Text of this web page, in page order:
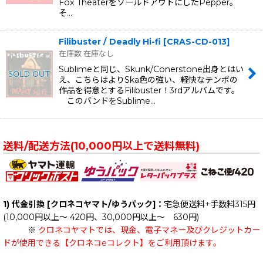
Fox TheaterをソールドアウトにしたPepper。
そ…
Filibuster / Deadly Hi-fi [CRAS-CD-013]
在庫数 在庫なし
Sublimeと同じ、Skunk/Conerstone出身とはい
え、こちらはよりSka色の強い、軽快なテンポの
作品を得意とするFilibuster！3rdアルバムです。
このバンドをSublime…
送料/配送方法(10,000円以上で送料無料)
1) 代金引換 [クロネコヤマト/ゆうパック]： 宅急便送料+手数料315円
(10,000円以上～ 420円、30,000円以上～ 630円)
※ クロネコヤマトでは、現金、電子マネー及びクレジットカー
ドが使用できる【クロネコeコレクト】をご利用頂けます。